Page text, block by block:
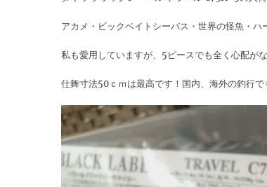
アカメ・ビックベイトシーバス・世界の怪魚・ハ
私も愛用していますが、5ピースでも全く心配が
仕舞寸法50ｃｍは最高です！国内、海外の釣行で